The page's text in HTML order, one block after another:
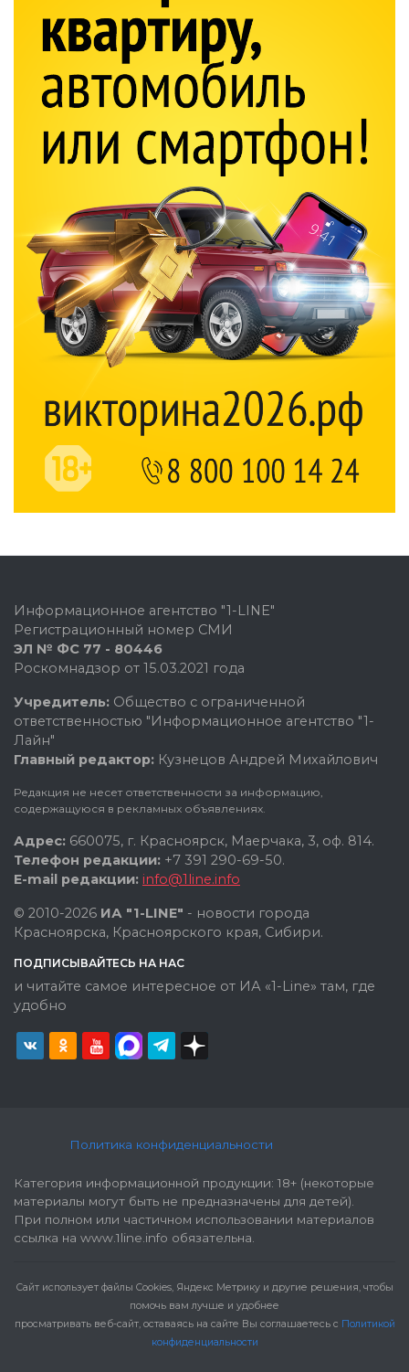
Информационное агентство "1-LINE"
Регистрационный номер СМИ
ЭЛ № ФС 77 - 80446
Роскомнадзор от 15.03.2021 года
Учредитель: Общество с ограниченной
ответственностью "Информационное агентство "1-
Лайн"
Главный редактор: Кузнецов Андрей Михайлович
Редакция не несет ответственности за информацию,
содержащуюся в рекламных объявлениях.
Адрес: 660075, г. Красноярск, Маерчака, 3, оф. 814.
Телефон редакции: +7 391 290-69-50.
E-mail редакции: info@1line.info
© 2010-2026 ИА "1-LINE" - новости города
Красноярска, Красноярского края, Сибири.
ПОДПИСЫВАЙТЕСЬ НА НАС
и читайте самое интересное от ИА «1-Line» там, где
удобно
Политика конфиденциальности
Категория информационной продукции: 18+ (некоторые
материалы могут быть не предназначены для детей).
При полном или частичном использовании материалов
ссылка на www.1line.info обязательна.
Cайт использует файлы Cookies, Яндекс Метрику и другие решения, чтобы
помочь вам лучше и удобнее
просматривать веб-сайт, оставаясь на сайте Вы соглашаетесь с Политикой
конфиденциальности